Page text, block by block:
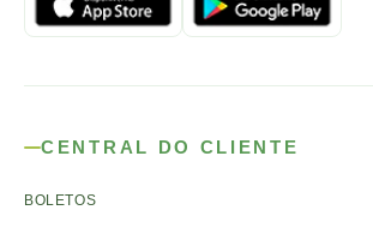
CENTRAL DO CLIENTE
BOLETOS